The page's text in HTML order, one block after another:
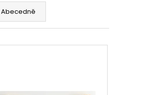
Abecedně